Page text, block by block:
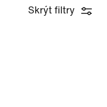
Skrýt filtry